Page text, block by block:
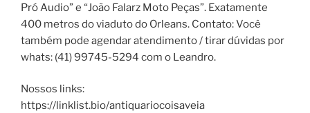
Pró Audio” e “João Falarz Moto Peças”. Exatamente
400 metros do viaduto do Orleans. Contato: Você
também pode agendar atendimento / tirar dúvidas por
whats: (41) 99745-5294 com o Leandro.
Nossos links:
https://linklist.bio/antiquariocoisaveia